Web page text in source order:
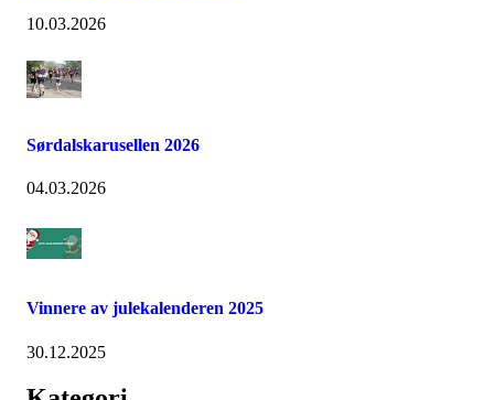
10.03.2026
Sørdalskarusellen 2026
04.03.2026
Vinnere av julekalenderen 2025
30.12.2025